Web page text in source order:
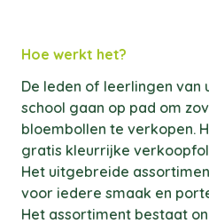
Hoe werkt het?
De leden of leerlingen van
school gaan op pad om
bloembollen te verkopen.
gratis kleurrijke
Het uitgebreide
voor iedere smaak en
Het assortiment bestaat